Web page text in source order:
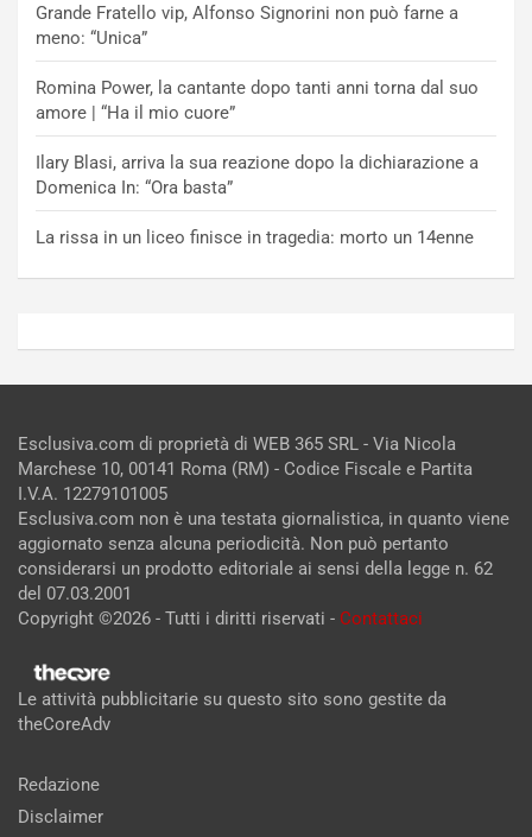
Grande Fratello vip, Alfonso Signorini non può farne a
meno: “Unica”
Romina Power, la cantante dopo tanti anni torna dal suo
amore | “Ha il mio cuore”
Ilary Blasi, arriva la sua reazione dopo la dichiarazione a
Domenica In: “Ora basta”
La rissa in un liceo finisce in tragedia: morto un 14enne
Esclusiva.com di proprietà di WEB 365 SRL - Via Nicola
Marchese 10, 00141 Roma (RM) - Codice Fiscale e Partita
I.V.A. 12279101005
Esclusiva.com non è una testata giornalistica, in quanto viene
aggiornato senza alcuna periodicità. Non può pertanto
considerarsi un prodotto editoriale ai sensi della legge n. 62
del 07.03.2001
Copyright ©2026 - Tutti i diritti riservati - Contattaci
Le attività pubblicitarie su questo sito sono gestite da
theCoreAdv
Redazione
Disclaimer